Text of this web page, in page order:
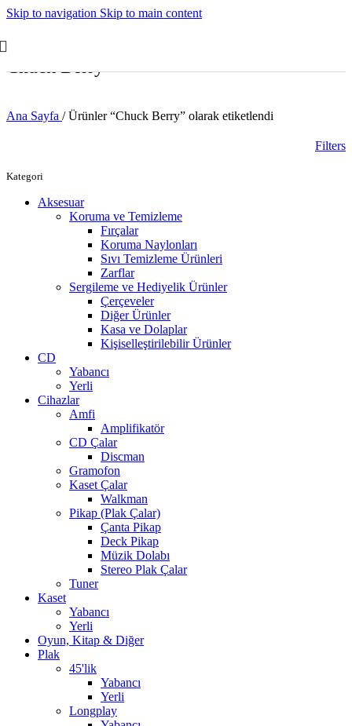
Skip to navigation Skip to main content
Chuck Berry
Ana Sayfa / Ürünler “Chuck Berry” olarak etiketlendi
Filters
Kategori
Aksesuar
Koruma ve Temizleme
Fırçalar
Koruma Naylonları
Sıvı Temizleme Ürünleri
Zarflar
Sergileme ve Hediyelik Ürünler
Çerçeveler
Diğer Ürünler
Kasa ve Dolaplar
Kişiselleştirilebilir Ürünler
CD
Yabancı
Yerli
Cihazlar
Amfi
Amplifikatör
CD Çalar
Discman
Gramofon
Kaset Çalar
Walkman
Pikap (Plak Çalar)
Çanta Pikap
Deck Pikap
Müzik Dolabı
Stereo Plak Çalar
Tuner
Kaset
Yabancı
Yerli
Oyun, Kitap & Diğer
Plak
45'lik
Yabancı
Yerli
Longplay